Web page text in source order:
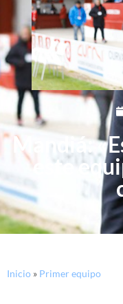
Mandiá:
este
Inicio » Primer equipo